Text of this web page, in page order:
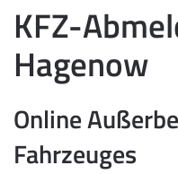
KFZ-
Hagenow
Online
Fahrzeuges